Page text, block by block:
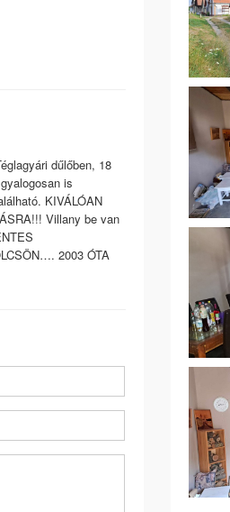
dűlőben, 18
is
KIVÁLÓAN
Villany be van
2003 ÓTA